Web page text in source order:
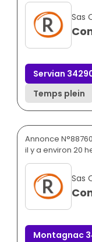
Sas
Servian
Temps plein
Annonce
il y a environ 20
Sas
Montagnac